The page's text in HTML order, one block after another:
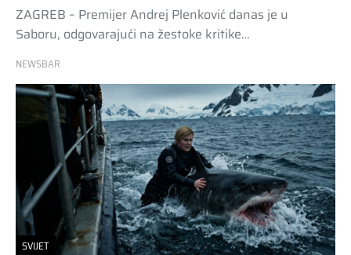
ZAGREB – Premijer Andrej Plenković danas je u
Saboru, odgovarajući na žestoke kritike…
NEWSBAR
SVIJET